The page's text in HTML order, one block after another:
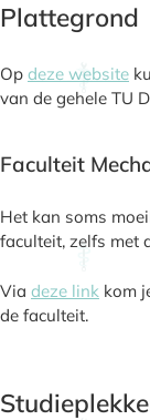
Plattegrond
Op deze website
van de gehele TU
Faculteit
Het kan soms
faculteit, zelfs met
Via deze link kom
de faculteit.